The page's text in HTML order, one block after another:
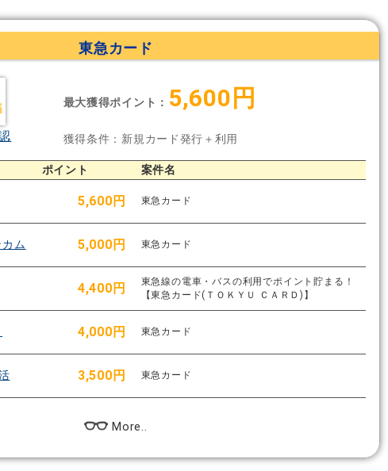
東急カード
最大獲得ポイント： 5,600円
獲得条件：新規カード発行＋利用
ポイント 案件名
5,600円 東急カード
ム 5,000円 東急カード
4,400円
東急線の電車・バスの利用でポイント貯まる！
【東急カード(ＴＯＫＹＵ ＣＡＲＤ)】
4,000円 東急カード
3,500円 東急カード
More..